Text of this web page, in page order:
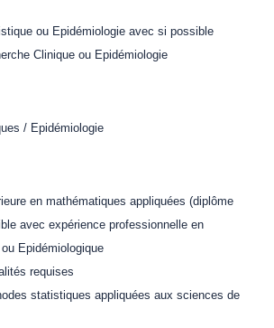
ou Epidémiologie avec si possible
Clinique ou Epidémiologie
/ Epidémiologie
en mathématiques appliquées (diplôme
avec expérience professionnelle en
Epidémiologique
requises
statistiques appliquées aux sciences de